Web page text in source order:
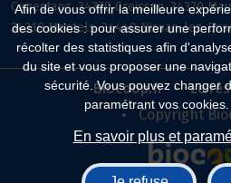
Afin de vous offrir la meilleure
des cookies : pour assurer une
récolter des statistiques afin
du site et vous proposer une
sécurité. Vous pouvez changer
paramétrant vos
En savoir plus et
Capestang, 34370 Creissan, 34370
34310 Montels, 34440 Nissan-lez-
Biocoop.fr
Le
Copyright